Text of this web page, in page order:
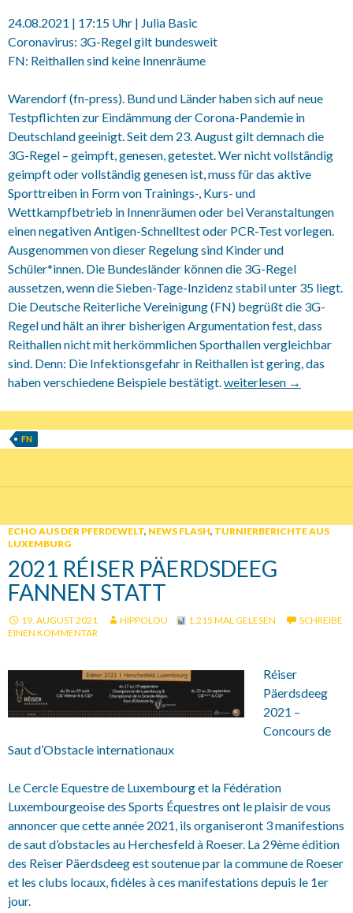
24.08.2021 | 17:15 Uhr | Julia Basic
Coronavirus: 3G-Regel gilt bundesweit
FN: Reithallen sind keine Innenräume
Warendorf (fn-press). Bund und Länder haben sich auf neue
Testpflichten zur Eindämmung der Corona-Pandemie in
Deutschland geeinigt. Seit dem 23. August gilt demnach die
3G-Regel – geimpft, genesen, getestet. Wer nicht vollständig
geimpft oder vollständig genesen ist, muss für das aktive
Sporttreiben in Form von Trainings-, Kurs- und
Wettkampfbetrieb in Innenräumen oder bei Veranstaltungen
einen negativen Antigen-Schnelltest oder PCR-Test vorlegen.
Ausgenommen von dieser Regelung sind Kinder und
Schüler*innen. Die Bundesländer können die 3G-Regel
aussetzen, wenn die Sieben-Tage-Inzidenz stabil unter 35 liegt.
Die Deutsche Reiterliche Vereinigung (FN) begrüßt die 3G-
Regel und hält an ihrer bisherigen Argumentation fest, dass
Reithallen nicht mit herkömmlichen Sporthallen vergleichbar
sind. Denn: Die Infektionsgefahr in Reithallen ist gering, das
haben verschiedene Beispiele bestätigt.24.08.2021 FN INfO:
weiterlesen →
FN
ECHO AUS DER PFERDEWELT, NEWS FLASH, TURNIERBERICHTE AUS
LUXEMBURG
2021 RÉISER PÄERDSDEEG
FANNEN STATT
19. AUGUST 2021 HIPPOLOU 1.215 MAL GELESEN
SCHREIBE
EINEN KOMMENTAR
Réiser
Päerdsdeeg
2021 –
Concours de
Saut d’Obstacle internationaux
Le Cercle Equestre de Luxembourg et la Fédération
Luxembourgeoise des Sports Équestres ont le plaisir de vous
annoncer que cette année 2021, ils organiseront 3 manifestions
de saut d’obstacles au Herchesfeld à Roeser. La 29ème édition
des Reiser Päerdsdeeg est soutenue par la commune de Roeser
et les clubs locaux, fidèles à ces manifestations depuis le 1er
jour.